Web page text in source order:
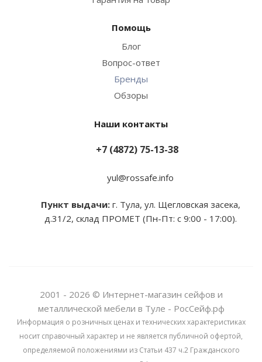
Помощь
Блог
Вопрос-ответ
Бренды
Обзоры
Наши контакты
+7 (4872) 75-13-38
yul@rossafe.info
Пункт выдачи:г. Тула, ул. Щегловская засека,
д.31/2, склад ПРОМЕТ (Пн-Пт: с 9:00 - 17:00).
2001 - 2026 © Интернет-магазин сейфов и
металлической мебели в Туле - РосСейф.рф
Информация о розничных ценах и технических характеристиках
носит справочный характер и не является публичной офертой,
определяемой положениями из Статьи 437 ч.2 Гражданского